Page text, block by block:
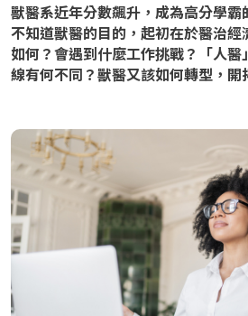
獸醫系近年分數飆升，成為高分學
不知道獸醫的目的，起初在於醫治
如何？會遇到什麼工作挑戰？「人
線有何不同？獸醫又該如何轉型，開